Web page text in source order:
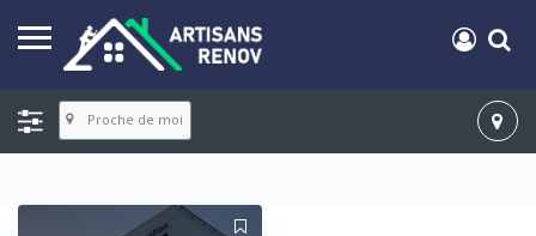
Proche de moi